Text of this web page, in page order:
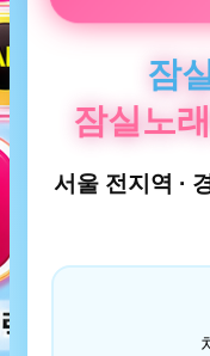
잠
잠실노
서울 전지역 ·